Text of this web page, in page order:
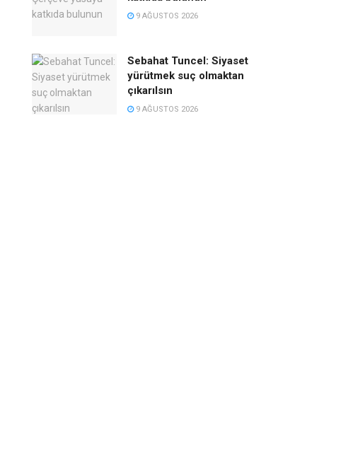
9 AĞUSTOS 2026
Sebahat Tuncel: Siyaset
yürütmek suç olmaktan
çıkarılsın
9 AĞUSTOS 2026